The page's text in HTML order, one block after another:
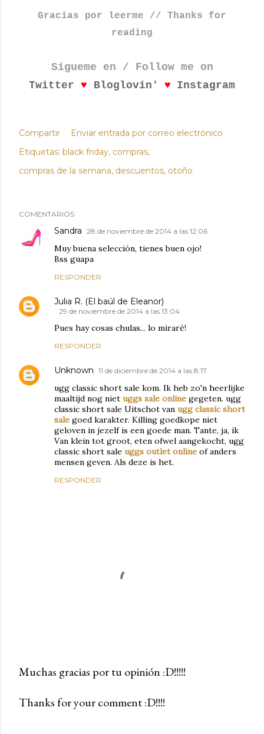
Gracias por leerme // Thanks for
reading
Sigueme en / Follow me on
Twitter
♥ Bloglovin' ♥ Instagram
Compartir
Enviar entrada por correo electrónico
Etiquetas: black friday compras
compras de la semana descuentos otoño
COMENTARIOS
Sandra 28 de noviembre de 2014 a las 12:06
Muy buena selección, tienes buen ojo!
Bss guapa
RESPONDER
Julia R. (El baúl de Eleanor)
29 de noviembre de 2014 a las 13:04
Pues hay cosas chulas... lo miraré!
RESPONDER
Unknown 11 de diciembre de 2014 a las 8:17
ugg classic short sale kom. Ik heb zo'n heerlijke
maaltijd nog niet uggs sale online gegeten. ugg
classic short sale Uitschot van ugg classic short
sale goed karakter. Killing goedkope niet
geloven in jezelf is een goede man. Tante, ja, ik
Van klein tot groot, eten ofwel aangekocht, ugg
classic short sale uggs outlet online of anders
mensen geven. Als deze is het.
RESPONDER
u
Muchas gracias por tu opinión :D!!!!!
Thanks for your comment :D!!!!